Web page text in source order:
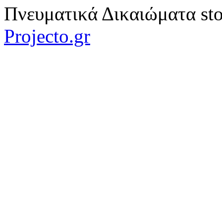
Πνευματικά Δικαιώματα
Projecto.gr